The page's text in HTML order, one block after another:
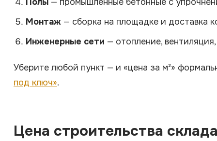
Монтаж — сборка на площадке и доставка
Инженерные сети — отопление,
Уберите любой пункт — и «цена за м²»
под ключ».
Цена строительства